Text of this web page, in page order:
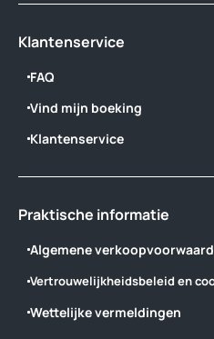
Klantenservice
FAQ
Vind mijn boeking
Klantenservice
Praktische informatie
Algemene
Vertrouwelijkheidsbeleid en
Wettelijke vermeldingen